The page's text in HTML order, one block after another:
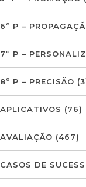
6º P –
7º P –
8º P – PRECISÃO
APLICATIVOS (76)
AVALIAÇÃO (467)
CASOS DE